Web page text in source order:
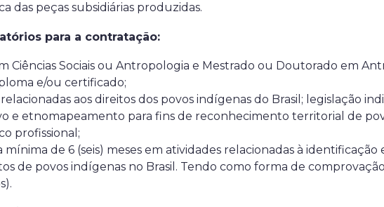
das peças subsidiárias produzidas.
para a contratação:
Ciências Sociais ou Antropologia e Mestrado ou Doutorado em
e/ou certificado;
aos direitos dos povos indígenas do Brasil; legislação
e etnomapeamento para fins de reconhecimento territorial de
profissional;
mínima de 6 (seis) meses em atividades relacionadas à
de povos indígenas no Brasil. Tendo como forma de